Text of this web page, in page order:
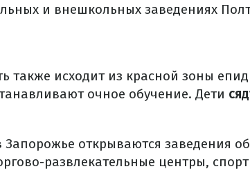
и внешкольных заведениях
также исходит из красной зоны
очное обучение. Дети
Запорожье открываются заведения
развлекательные центры,